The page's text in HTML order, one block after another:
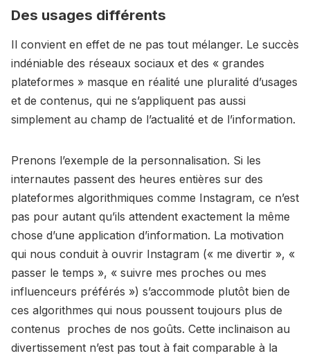
Des usages différents
Il convient en effet de ne pas tout mélanger. Le succès
indéniable des réseaux sociaux et des « grandes
plateformes » masque en réalité une pluralité d’usages
et de contenus, qui ne s’appliquent pas aussi
simplement au champ de l’actualité et de l’information.
Prenons l’exemple de la personnalisation. Si les
internautes passent des heures entières sur des
plateformes algorithmiques comme Instagram, ce n’est
pas pour autant qu’ils attendent exactement la même
chose d’une application d’information. La motivation
qui nous conduit à ouvrir Instagram (« me divertir », «
passer le temps », « suivre mes proches ou mes
influenceurs préférés ») s’accommode plutôt bien de
ces algorithmes qui nous poussent toujours plus de
contenus proches de nos goûts. Cette inclinaison au
divertissement n’est pas tout à fait comparable à la